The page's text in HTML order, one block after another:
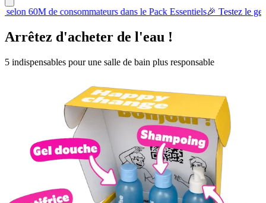
dans le Pack Essentiels🎉 Testez le gel douche #1 selon 60M de
Arrêtez d'acheter de l'eau !
5 indispensables pour une salle de bain plus responsable